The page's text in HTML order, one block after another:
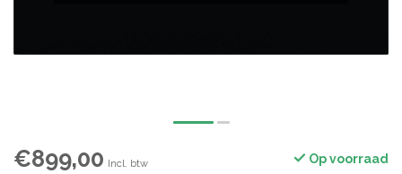
€899,00 Incl. btw Op voorraad